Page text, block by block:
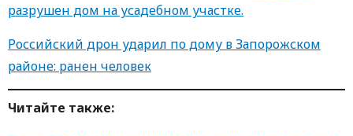
разрушен дом на усадебном участке.
Российский дрон ударил по дому в Запорожском
районе: ранен человек
Читайте также: